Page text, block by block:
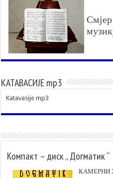
КАТАВАСИЈЕ mp3
Katavasije mp3
Компакт – диск „ Догматик “
КАМЕРНИ